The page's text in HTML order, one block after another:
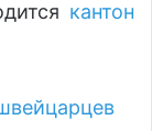
кантон